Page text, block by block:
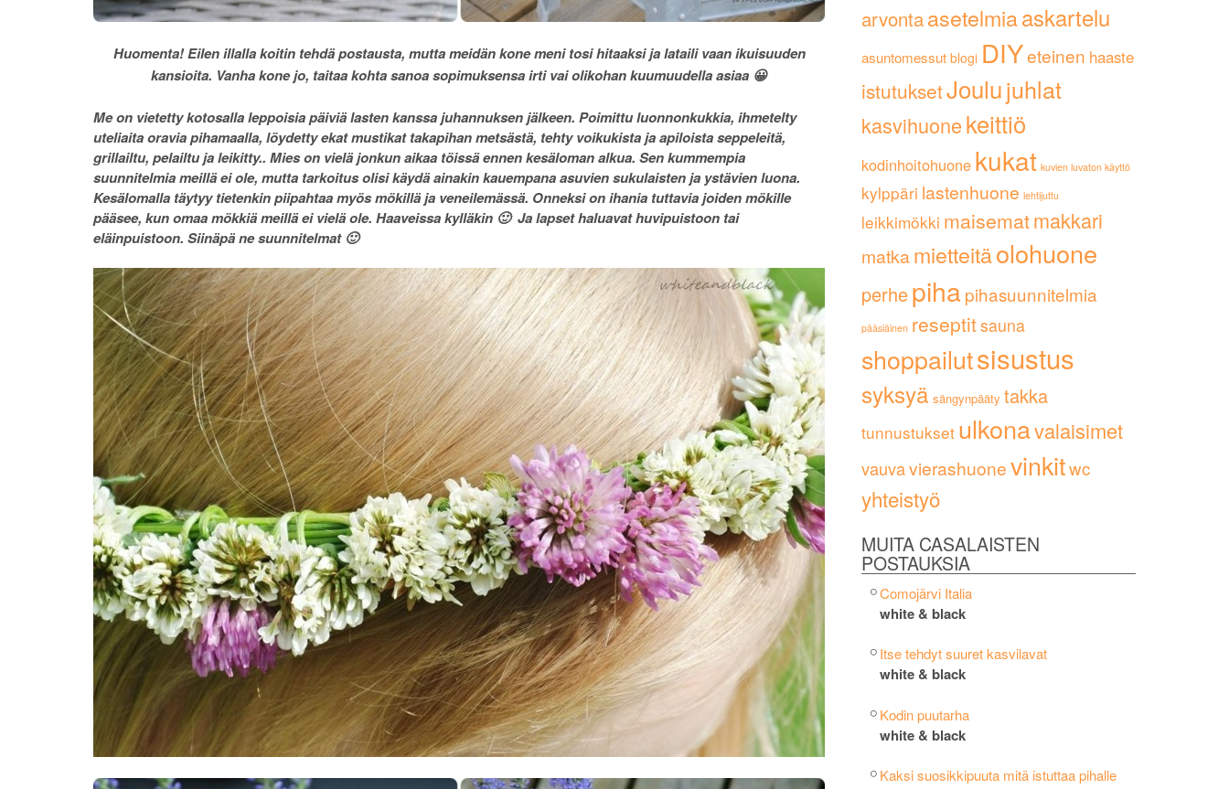
arvontaasetelmiaaskartelu
asuntomessut blogi DIYeteinen haaste
istutuksetJoulujuhlat
kasvihuonekeittiö
kodinhoitohuone kukat kuvien luvaton käyttö
kylppäri lastenhuone lehtijuttu
leikkimökki maisematmakkari
matkamietteitäolohuone
perhepihapihasuunnitelmia
pääsiäinen reseptitsauna
shoppailutsisustus
syksyä sängynpääty takka
tunnustukset ulkonavalaisimet
vauvavierashuonevinkitwc
yhteistyö
MUITA CASALAISTEN
POSTAUKSIA
Comojärvi Italia
white & black
Itse tehdyt suuret kasvilavat
white & black
Kodin puutarha
white & black
Kaksi suosikkipuuta mitä istuttaa pihalle
Huomenta! Eilen illalla koitin tehdä postausta, mutta meidän kone meni tosi hitaaksi ja lataili vaan ikuisuuden
kansioita. Vanha kone jo, taitaa kohta sanoa sopimuksensa irti vai olikohan kuumuudella asiaa 😀
Me on vietetty kotosalla leppoisia päiviä lasten kanssa juhannuksen jälkeen. Poimittu luonnonkukkia, ihmetelty
uteliaita oravia pihamaalla, löydetty ekat mustikat takapihan metsästä, tehty voikukista ja apiloista seppeleitä,
grillailtu, pelailtu ja leikitty.. Mies on vielä jonkun aikaa töissä ennen kesäloman alkua. Sen kummempia
suunnitelmia meillä ei ole, mutta tarkoitus olisi käydä ainakin kauempana asuvien sukulaisten ja ystävien luona.
Kesälomalla täytyy tietenkin piipahtaa myös mökillä ja veneilemässä. Onneksi on ihania tuttavia joiden mökille
pääsee, kun omaa mökkiä meillä ei vielä ole. Haaveissa kylläkin 🙂 Ja lapset haluavat huvipuistoon tai
eläinpuistoon. Siinäpä ne suunnitelmat 🙂